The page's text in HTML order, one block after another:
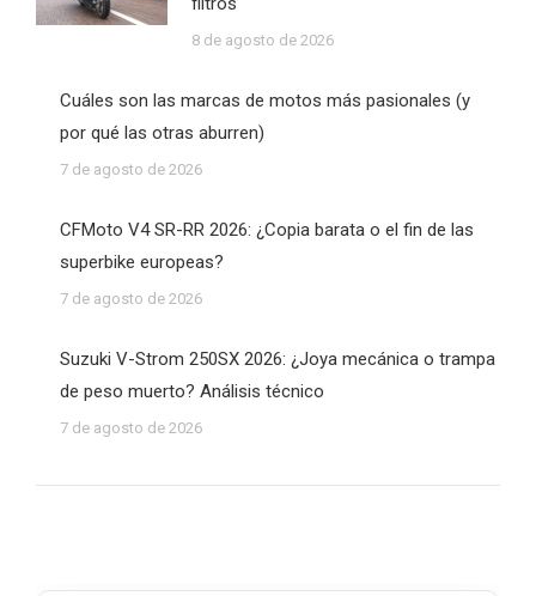
8 de agosto de 2026
Cuáles son las marcas de motos más pasionales (y
por qué las otras aburren)
7 de agosto de 2026
CFMoto V4 SR-RR 2026: ¿Copia barata o el fin de las
superbike europeas?
7 de agosto de 2026
Suzuki V-Strom 250SX 2026: ¿Joya mecánica o trampa
de peso muerto? Análisis técnico
7 de agosto de 2026